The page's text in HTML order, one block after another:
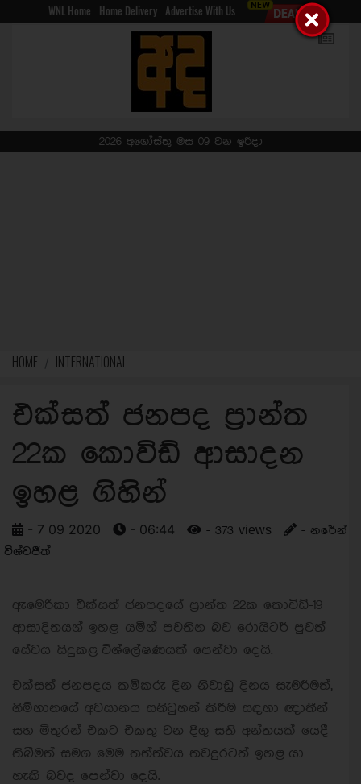
WNL Home Home Delivery Advertise With Us
2026 අගෝස්තු මස 09 වන ඉරිදා
HOME INTERNATIONAL
එක්සත් ජනපද ප්‍රාන්ත
22ක කොවිඩ් ආසාදන
ඉහළ ගිහින්
- 7 09 2020 - 06:44 - 373 views
- නරේන්
විශ්වජීත්
ඇමෙරිකා එක්සත් ජනපදයේ ප්‍රාන්ත 22ක කොවිඩ්-19
ආසාදිතයන් ඉහළ යමින් පවතින බව රොයිටර් පුවත්
සේවය සිදුකළ විශ්ලේෂණයක් පෙන්වා දෙයි.
එක්සත් ජනපදය කම්කරු දින නිවාඩු දිනය සැමරීමත්,
ගිම්හානයේ අවසානය සනිටුහන් කිරීම සඳහා ඥාතීන්
සහ මිතුරන් එකට එකතු වන දිගු සති අන්තයක් යෙදී
තිබීමත් සමග මෙම තත්ත්වය තවදුරටත් ඉහළ යා
හැකි බවද පෙන්වා දෙයි.